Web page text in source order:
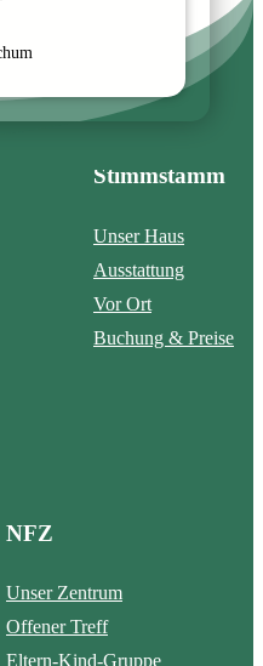
Stimmstamm
Unser Haus
Ausstattung
Vor Ort
Buchung & Preise
NFZ
Unser Zentrum
Offener Treff
Eltern-Kind-Gruppe